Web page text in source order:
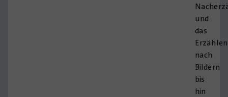
und
das
Erzählen
nach
Bildern
bis
hin